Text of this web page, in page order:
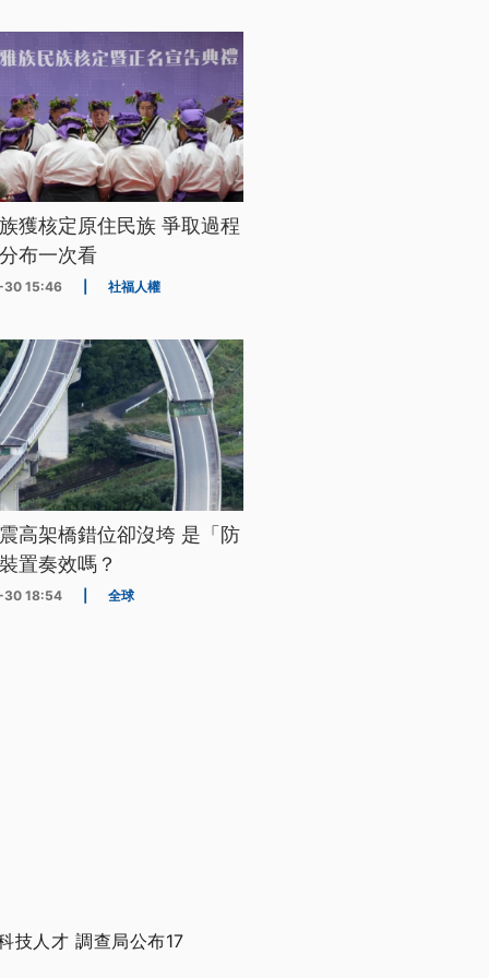
獲核定原住民族 爭取過程
布一次看
15:46 社福人權
高架橋錯位卻沒垮 是「防
置奏效嗎？
18:54 全球
技人才 調查局公布17